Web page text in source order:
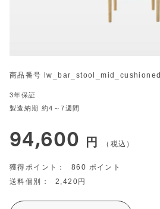
商品番号 lw_bar_stool_mid_cushioned
3年保証
製造納期 約4～7週間
94,600 税込
860
2,420